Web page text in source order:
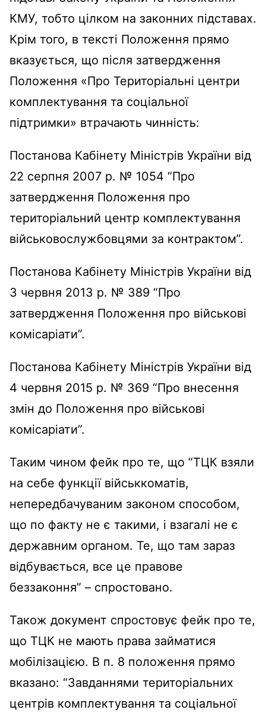
КМУ, тобто цілком на законних підставах.
Крім того, в тексті Положення прямо
вказується, що після затвердження
Положення «Про Територіальні центри
комплектування та соціальної
підтримки» втрачають чинність:
Постанова Кабінету Міністрів України від
22 серпня 2007 р. № 1054 “Про
затвердження Положення про
територіальний центр комплектування
військовослужбовцями за контрактом”.
Постанова Кабінету Міністрів України від
3 червня 2013 р. № 389 “Про
затвердження Положення про військові
комісаріати”.
Постанова Кабінету Міністрів України від
4 червня 2015 р. № 369 “Про внесення
змін до Положення про військові
комісаріати”.
Таким чином фейк про те, що “ТЦК взяли
на себе функції військкоматів,
непередбачуваним законом способом,
що по факту не є такими, і взагалі не є
державним органом. Те, що там зараз
відбувається, все це правове
беззаконня” – спростовано.
Також документ спростовує фейк про те,
що ТЦК не мають права займатися
мобілізацією. В п. 8 положення прямо
вказано: “Завданнями територіальних
центрів комплектування та соціальної